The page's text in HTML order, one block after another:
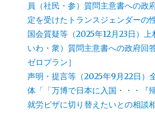
員（社民・参）質問主意書への政
定を受けたトランスジェンダーの
国会質疑等（2025年12月23日）
いわ・衆）質問主意書への政府回
ゼロプラン］
声明・提言等（2025年9月22日）
体「「万博で日本に入国・・・『
就労ビザに切り替えたいとの相談